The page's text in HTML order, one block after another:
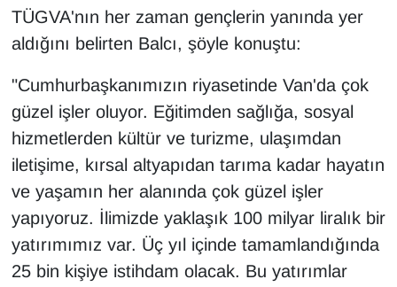
TÜGVA'nın her zaman gençlerin yanında yer
aldığını belirten Balcı, şöyle konuştu:
"Cumhurbaşkanımızın riyasetinde Van'da çok
güzel işler oluyor. Eğitimden sağlığa, sosyal
hizmetlerden kültür ve turizme, ulaşımdan
iletişime, kırsal altyapıdan tarıma kadar hayatın
ve yaşamın her alanında çok güzel işler
yapıyoruz. İlimizde yaklaşık 100 milyar liralık bir
yatırımımız var. Üç yıl içinde tamamlandığında
25 bin kişiye istihdam olacak. Bu yatırımlar
Kültür & Sanat
KURDÎ
MAGAZİN
MEDYA
ONE EKONOMİ
POLİTİKA